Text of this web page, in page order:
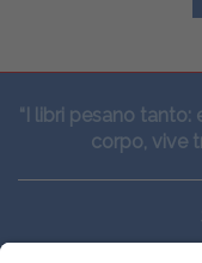
“I libri pesano tanto:
corpo, vive